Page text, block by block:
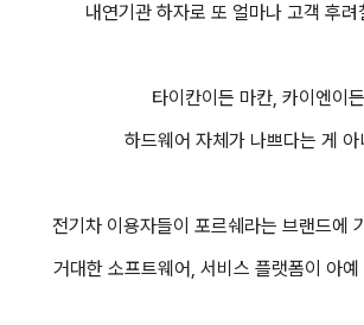
내연기관 하자로 또 얼마나 고객 후려
타이칸이든 마칸, 카이엔이
하드웨어 자체가 나쁘다는 게 아
전기차 이용자들이 포르쉐라는 브랜드에
거대한 소프트웨어, 서비스 플랫폼이 아